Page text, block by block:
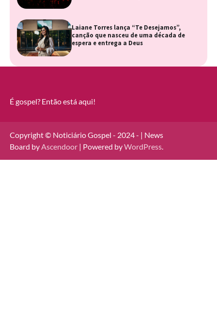
Laiane Torres lança “Te Desejamos”,
canção que nasceu de uma década de
espera e entrega a Deus
É gospel? Então está aqui!
Copyright © Noticiário Gospel - 2024 - | News
Board byAscendoor | Powered byWordPress.